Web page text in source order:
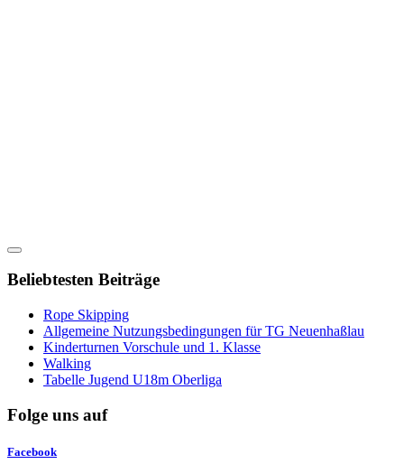
Beliebtesten Beiträge
Rope Skipping
Allgemeine Nutzungsbedingungen für TG Neuenhaßlau
Kinderturnen Vorschule und 1. Klasse
Walking
Tabelle Jugend U18m Oberliga
Folge uns auf
Facebook